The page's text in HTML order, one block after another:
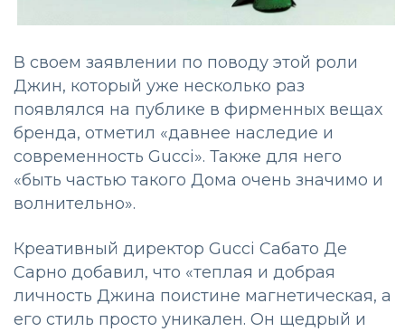
В своем заявлении по поводу этой роли
Джин, который уже несколько раз
появлялся на публике в фирменных вещах
бренда, отметил «давнее наследие и
современность Gucci». Также для него
«быть частью такого Дома очень значимо и
волнительно».
Креативный директор Gucci Сабато Де
Сарно добавил, что «теплая и добрая
личность Джина поистине магнетическая, а
его стиль просто уникален. Он щедрый и